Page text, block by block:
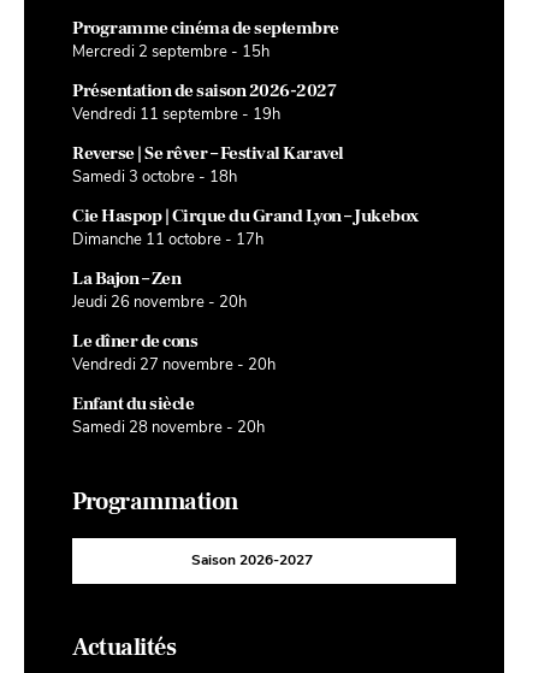
Programme cinéma de septembre
Mercredi 2 septembre - 15h
Présentation de saison 2026-2027
Vendredi 11 septembre - 19h
Reverse | Se rêver – Festival Karavel
Samedi 3 octobre - 18h
Cie Haspop | Cirque du Grand Lyon – Jukebox
Dimanche 11 octobre - 17h
La Bajon – Zen
Jeudi 26 novembre - 20h
Le dîner de cons
Vendredi 27 novembre - 20h
Enfant du siècle
Samedi 28 novembre - 20h
Programmation
Saison 2026-2027
Actualités